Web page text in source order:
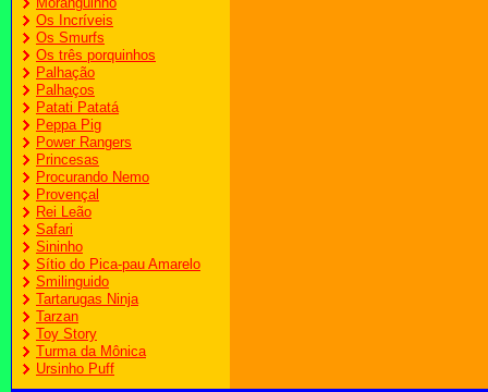
Os Incríveis
Os Smurfs
Os três porquinhos
Palhação
Palhaços
Patati Patatá
Peppa Pig
Power Rangers
Princesas
Procurando Nemo
Provençal
Rei Leão
Safari
Sininho
Sítio do Pica-pau Amarelo
Smilinguido
Tartarugas Ninja
Tarzan
Toy Story
Turma da Mônica
Ursinho Puff